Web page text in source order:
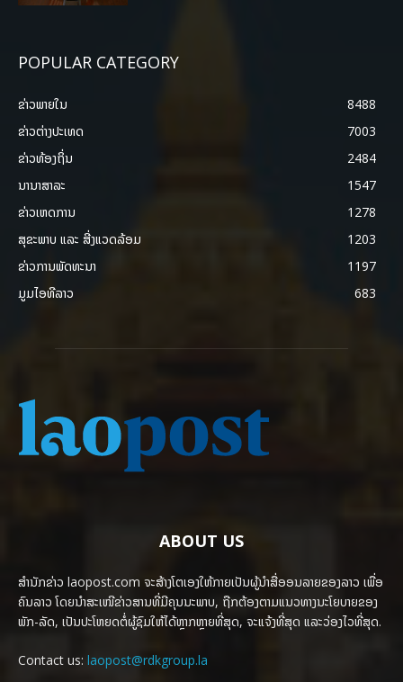
POPULAR CATEGORY
ຂ່າວພາຍ​ໃນ
8488
ຂ່າວຕ່າງປະເທດ
7003
ຂ່າວທ້ອງຖິ່ນ
2484
ນານາສາລະ
1547
ຂ່າວເຫດການ
1278
ສຸຂະພາບ ແລະ ສີ່ງແວດລ້ອມ
1203
ຂ່າວການພັດທະນາ
1197
ມູມໄອທີລາວ
683
ABOUT US
ສຳນັກຂ່າວ laopost.com ຈະສ້າງໂຕເອງໃຫ້ກາຍເປັນຜູ້ນຳສື່ອອນລາຍຂອງລາວ ເພື່ອ
ຄົນລາວ ໂດຍນຳສະເໜີຂ່າວສານທີ່ມີຄຸນນະພາບ, ຖືກຕ້ອງຕາມແນວທາງນະໂຍບາຍຂອງ
ພັກ-ລັດ, ເປັນປະໂຫຍດຕໍ່ຜູ້ຊົມໃຫ້ໄດ້ຫຼາກຫຼາຍທີ່ສຸດ, ຈະແຈ້ງທີ່ສຸດ ແລະວ່ອງໄວທີ່ສຸດ.
Contact us: laopost@rdkgroup.la